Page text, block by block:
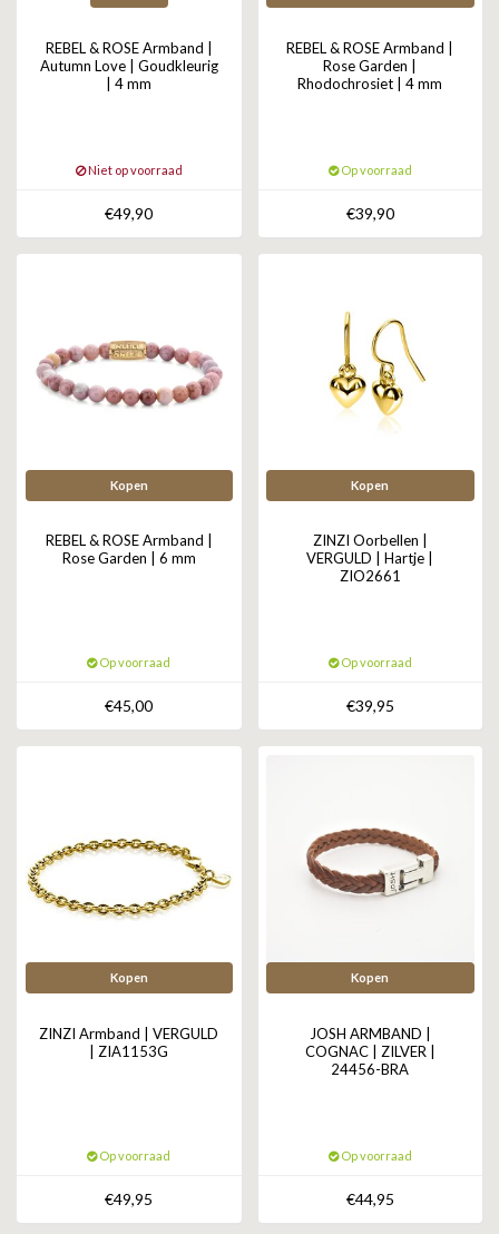
REBEL & ROSE Armband |
Autumn Love | Goudkleurig
| 4 mm
Niet op voorraad
€49,90
REBEL & ROSE Armband |
Rose Garden |
Rhodochrosiet | 4 mm
Op voorraad
€39,90
Kopen
REBEL & ROSE Armband |
Rose Garden | 6 mm
Op voorraad
€45,00
Kopen
ZINZI Oorbellen |
VERGULD | Hartje |
ZIO2661
Op voorraad
€39,95
Kopen
ZINZI Armband | VERGULD
| ZIA1153G
Op voorraad
€49,95
Kopen
JOSH ARMBAND |
COGNAC | ZILVER |
24456-BRA
Op voorraad
€44,95